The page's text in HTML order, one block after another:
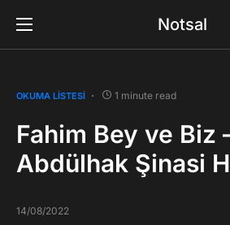
Notsal
OKUMA LISTESI 1 minute read
Fahim Bey ve Biz
Abdülhak Şinasi
14/08/2022